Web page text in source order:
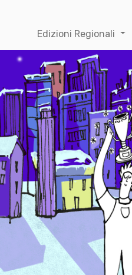
Edizioni Regionali